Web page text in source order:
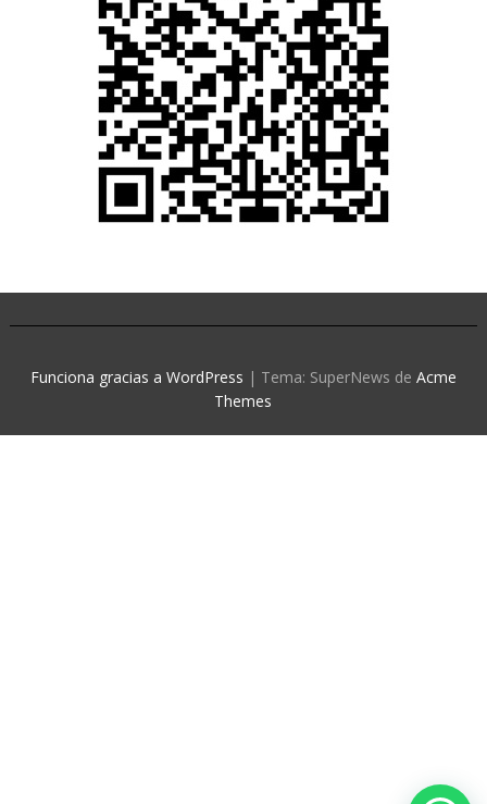
Funciona gracias a WordPress | Tema: SuperNews de Acme
Themes